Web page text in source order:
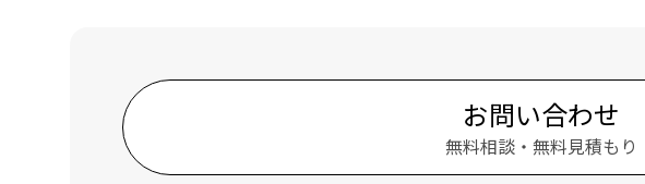
お問い合わせ
無料相談・無料見積もり